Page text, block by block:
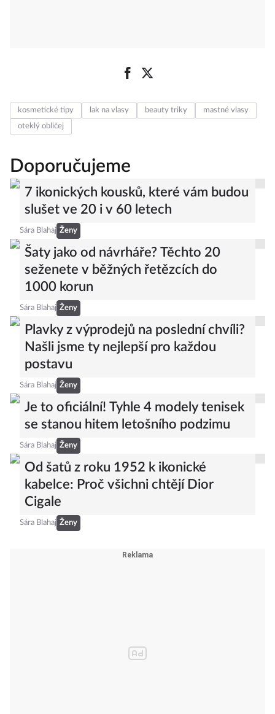
kosmetické tipy lak na vlasy beauty triky
mastné vlasy
oteklý obličej
Doporučujeme
7 ikonických kousků, které vám budou
slušet ve 20 i v 60 letech
Sára Blahaj Ženy
Šaty jako od návrháře? Těchto 20
seženete v běžných řetězcích do
1000 korun
Sára Blahaj Ženy
Plavky z výprodejů na poslední chvíli?
Našli jsme ty nejlepší pro každou
postavu
Sára Blahaj Ženy
Je to oficiální! Tyhle 4 modely tenisek
se stanou hitem letošního podzimu
Sára Blahaj Ženy
Od šatů z roku 1952 k ikonické
kabelce: Proč všichni chtějí Dior
Cigale
Sára Blahaj Ženy